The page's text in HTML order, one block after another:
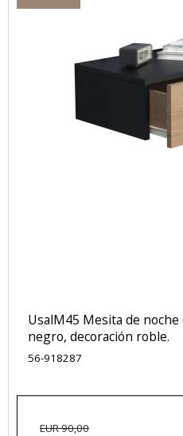
UsalM45 Mesita de
negro, decoración roble.
56-918287
EUR 90,00